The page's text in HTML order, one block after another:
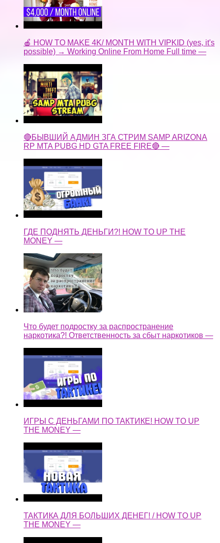
🍎 HOW TO MAKE 4K/ MONTH WITH VIPKID (yes, it's
possible) → Working Online From Home Full time —
🔴БЫВШИЙ АДМИН ЗГА СТРИМ SAMP ARIZONA
RP MTA PUBG HD GTA FREE FIRE🔴 —
ГДЕ ПОДНЯТЬ ДЕНЬГИ?! HOW TO UP THE
MONEY —
Что будет подростку за распространение
наркотика?! Ответственность за сбыт наркотиков —
ИГРЫ С ДЕНЬГАМИ ПО ТАКТИКЕ! HOW TO UP
THE MONEY —
ТАКТИКА ДЛЯ БОЛЬШИХ ДЕНЕГ! / HOW TO UP
THE MONEY —